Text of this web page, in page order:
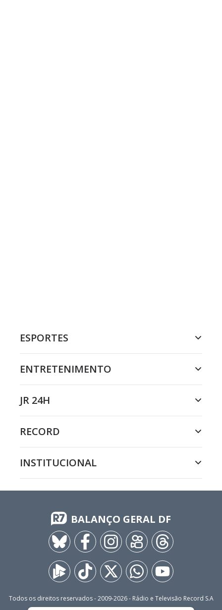
ESPORTES
ENTRETENIMENTO
JR 24H
RECORD
INSTITUCIONAL
BALANÇO GERAL DF
Todos os direitos reservados - 2009-2026- Rádio e Televisão Record S.A